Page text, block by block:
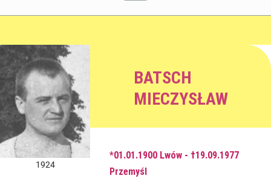
1924
BATSCH
MIECZYSŁAW
*01.01.1900 Lwów - †19.09.1977
Przemyśl